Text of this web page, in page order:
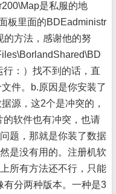
是私服的地
板里面的BDEadministr
的方法，感谢他的努
：）找不到的话，直
件。b.原因是你安装了
源，这2个是冲突的，
软件也有冲突，也请
题，那就是你装了数据
是没有用的。注册机软
所有方法还不行，只能
有分两种版本。一种是3